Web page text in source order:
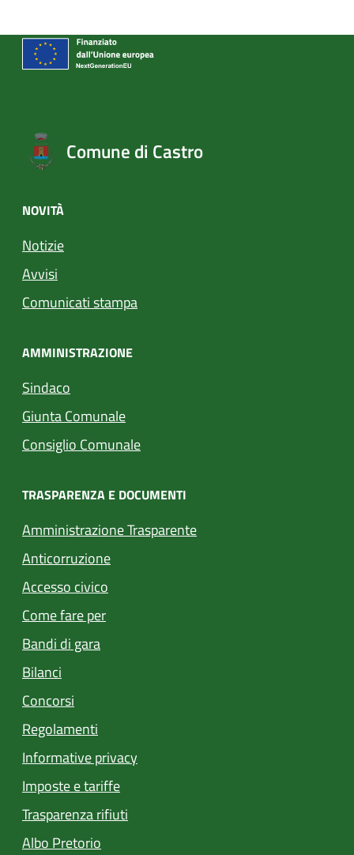
Comune di Castro
NOVITÀ
Notizie
Avvisi
Comunicati stampa
AMMINISTRAZIONE
Sindaco
Giunta Comunale
Consiglio Comunale
TRASPARENZA E DOCUMENTI
Amministrazione Trasparente
Anticorruzione
Accesso civico
Come fare per
Bandi di gara
Bilanci
Concorsi
Regolamenti
Informative privacy
Imposte e tariffe
Trasparenza rifiuti
Albo Pretorio